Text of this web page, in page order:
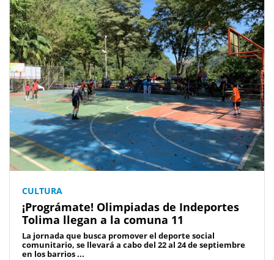
CULTURA
¡Prográmate! Olimpiadas de Indeportes
Tolima llegan a la comuna 11
La jornada que busca promover el deporte social
comunitario, se llevará a cabo del 22 al 24 de septiembre
en los barrios ...